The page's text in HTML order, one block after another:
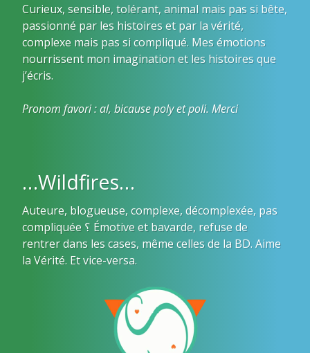
Curieux, sensible, tolérant, animal mais pas si bête,
passionné par les histoires et par la vérité,
complexe mais pas si compliqué. Mes émotions
nourrissent mon imagination et les histoires que
j’écris.
Pronom favori : al, bicause poly et poli. Merci
…Wildfires…
Auteure, blogueuse, complexe, décomplexée, pas
compliquée ؟ Émotive et bavarde, refuse de
rentrer dans les cases, même celles de la BD. Aime
la Vérité. Et vice-versa.